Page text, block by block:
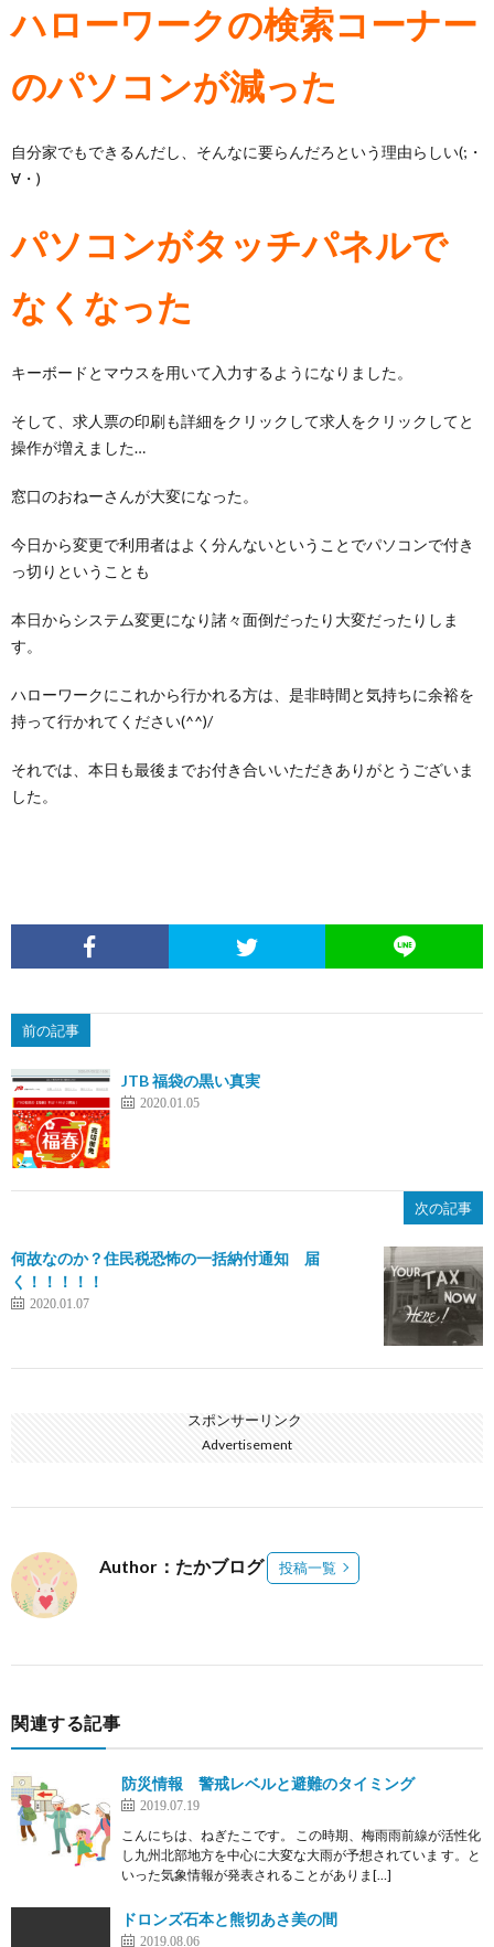
ハローワークの検索コーナー
のパソコンが減った
自分家でもできるんだし、そんなに要らんだろという理由らしい(;・
∀・)
パソコンがタッチパネルで
なくなった
キーボードとマウスを用いて入力するようになりました。
そして、求人票の印刷も詳細をクリックして求人をクリックしてと
操作が増えました…
窓口のおねーさんが大変になった。
今日から変更で利用者はよく分んないということでパソコンで付き
っ切りということも
本日からシステム変更になり諸々面倒だったり大変だったりしま
す。
ハローワークにこれから行かれる方は、是非時間と気持ちに余裕を
持って行かれてください(^^)/
それでは、本日も最後までお付き合いいただきありがとうございま
した。
前の記事
JTB 福袋の黒い真実
2020.01.05
次の記事
何故なのか？住民税恐怖の一括納付通知 届
く！！！！！
2020.01.07
スポンサーリンク
Advertisement
Author：たかブログ 投稿一覧
関連する記事
防災情報 警戒レベルと避難のタイミング
2019.07.19
こんにちは、ねぎたこです。 この時期、梅雨雨前線が活性化
し九州北部地方を中心に大変な大雨が予想されていま す。と
いった気象情報が発表されることがありま[…]
ドロンズ石本と熊切あさ美の間
2019.08.06